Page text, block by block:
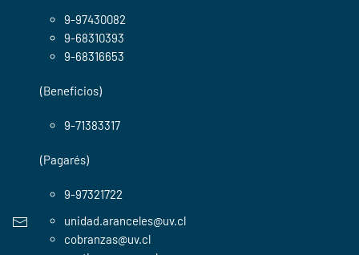
9-97430082
9-68310393
9-68316653
(Beneficios)
9-71383317
(Pagarés)
9-97321722
unidad.aranceles@uv.cl
cobranzas@uv.cl